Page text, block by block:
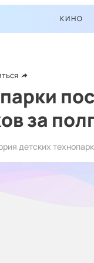
КИНО
за
детских